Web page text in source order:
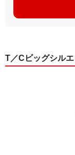
T／Cビッグシル